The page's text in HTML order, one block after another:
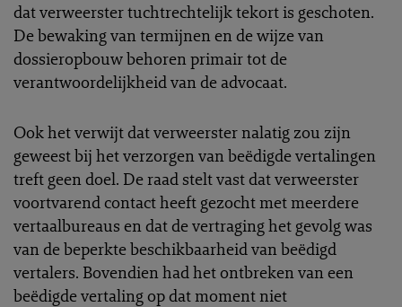
dat verweerster tuchtrechtelijk tekort is geschoten.
De bewaking van termijnen en de wijze van
dossieropbouw behoren primair tot de
verantwoordelijkheid van de advocaat.
Ook het verwijt dat verweerster nalatig zou zijn
geweest bij het verzorgen van beëdigde vertalingen
treft geen doel. De raad stelt vast dat verweerster
voortvarend contact heeft gezocht met meerdere
vertaalbureaus en dat de vertraging het gevolg was
van de beperkte beschikbaarheid van beëdigd
vertalers. Bovendien had het ontbreken van een
beëdigde vertaling op dat moment niet